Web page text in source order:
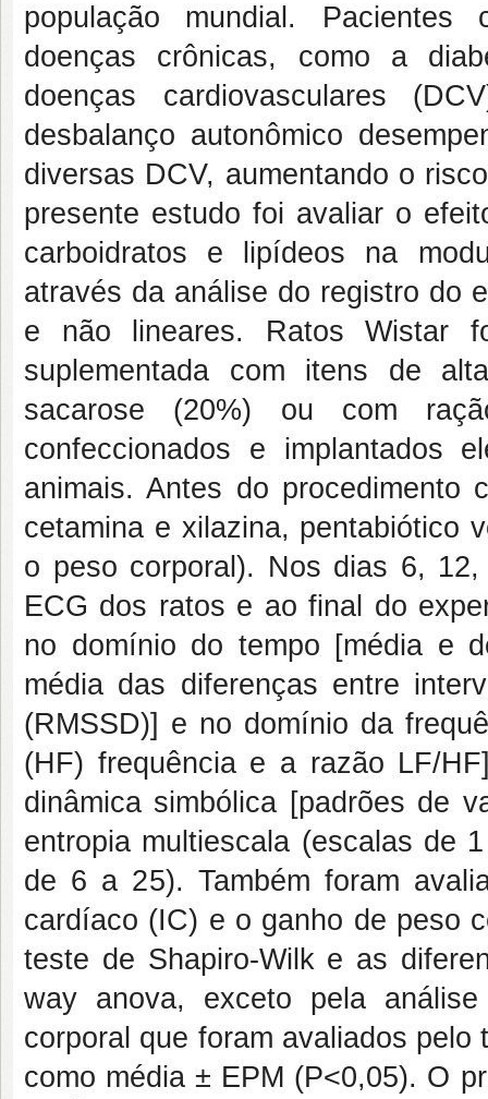
população mundial. Pacientes
doenças crônicas, como a
doenças cardiovasculares
desbalanço autonômico
diversas DCV, aumentando o
presente estudo foi avaliar o
carboidratos e lipídeos na
através da análise do registro do
e não lineares. Ratos Wistar
suplementada com itens de
sacarose (20%) ou com
confeccionados e implantados
animais. Antes do procedimento
cetamina e xilazina, pentabiótico
o peso corporal). Nos dias 6,
ECG dos ratos e ao final do
no domínio do tempo [média e
média das diferenças entre
(RMSSD)] e no domínio da
(HF) frequência e a razão LF/
dinâmica simbólica [padrões de
entropia multiescala (escalas de
de 6 a 25). Também foram
cardíaco (IC) e o ganho de peso
teste de Shapiro-Wilk e as
way anova, exceto pela
corporal que foram avaliados
como média ± EPM (P<0,05). O